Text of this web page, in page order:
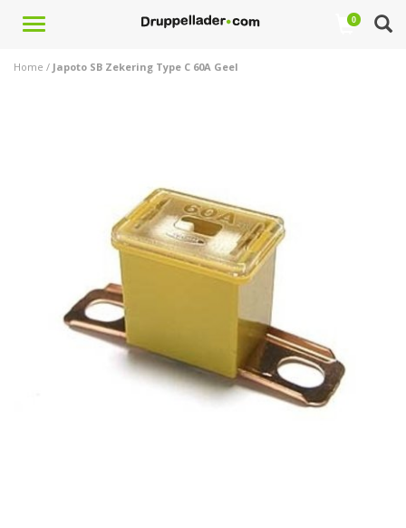
Toggle
0
Home / Japoto SB Zekering Type C 60A Geel